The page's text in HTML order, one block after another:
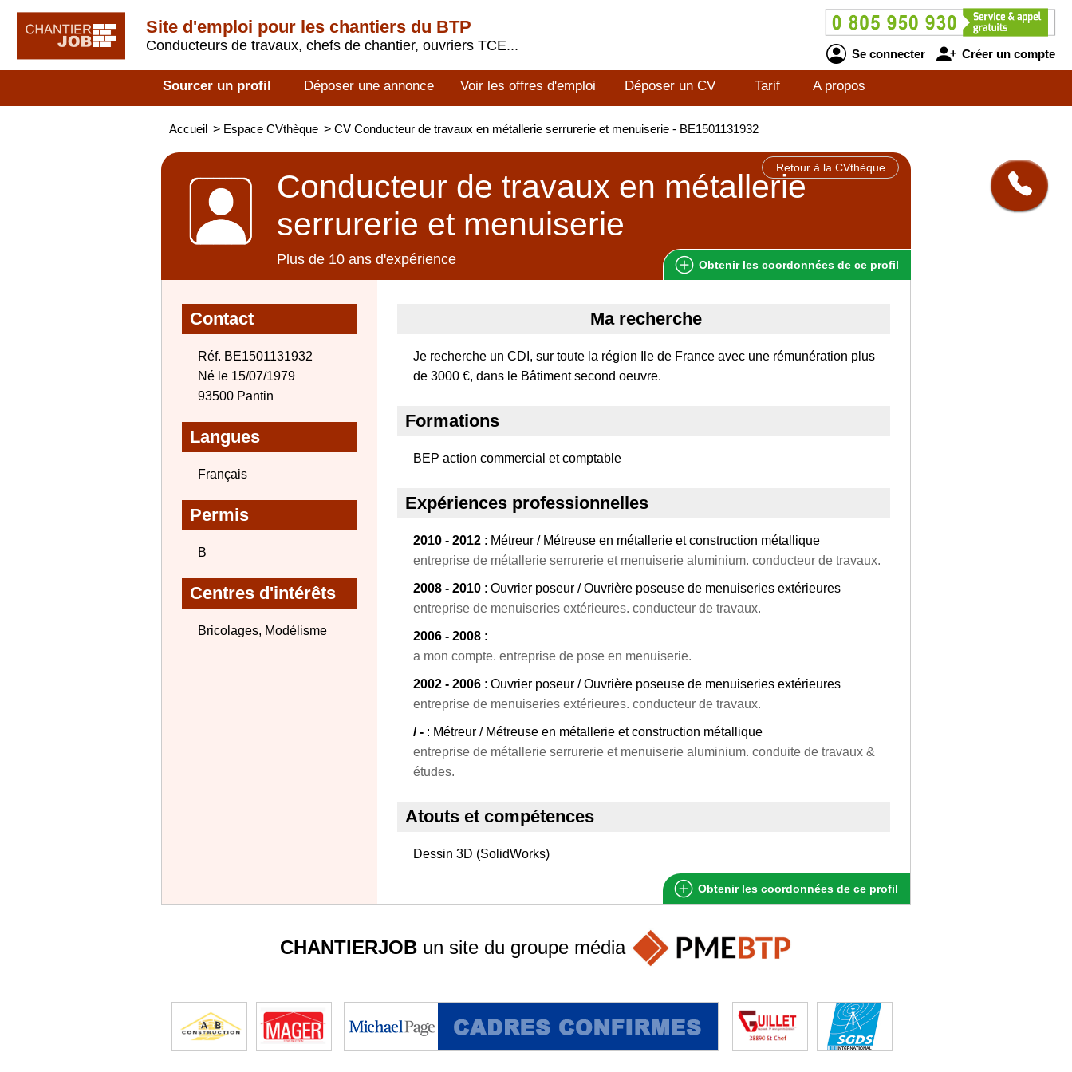
Site d'emploi pour les chantiers du BTP
Conducteurs de travaux, chefs de chantier, ouvriers TCE...
Se connecter Créer un compte
Sourcer un profil Déposer une annonce Voir les offres d'emploi Déposer un CV Tarif A propos
Accueil > Espace CVthèque > CV Conducteur de travaux en métallerie serrurerie et menuiserie - BE1501131932
Retour à la CVthèque
Conducteur de travaux en métallerie
serrurerie et menuiserie
Plus de 10 ans d'expérience Obtenir les coordonnées de ce profil
Contact
Réf. BE1501131932
Né le 15/07/1979
93500 Pantin
Langues
Français
Permis
B
Centres d'intérêts
Bricolages, Modélisme
Ma recherche
Je recherche un CDI, sur toute la région Ile de France avec une rémunération plus
de 3000 €, dans le Bâtiment second oeuvre.
Formations
BEP action commercial et comptable
Expériences professionnelles
2010 - 2012 : Métreur / Métreuse en métallerie et construction métallique
entreprise de métallerie serrurerie et menuiserie aluminium. conducteur de travaux.
2008 - 2010 : Ouvrier poseur / Ouvrière poseuse de menuiseries extérieures
entreprise de menuiseries extérieures. conducteur de travaux.
2006 - 2008 :
a mon compte. entreprise de pose en menuiserie.
2002 - 2006 : Ouvrier poseur / Ouvrière poseuse de menuiseries extérieures
entreprise de menuiseries extérieures. conducteur de travaux.
/ - : Métreur / Métreuse en métallerie et construction métallique
entreprise de métallerie serrurerie et menuiserie aluminium. conduite de travaux &
études.
Atouts et compétences
Dessin 3D (SolidWorks)
Obtenir les coordonnées de ce profil
CHANTIERJOBun site du groupe média